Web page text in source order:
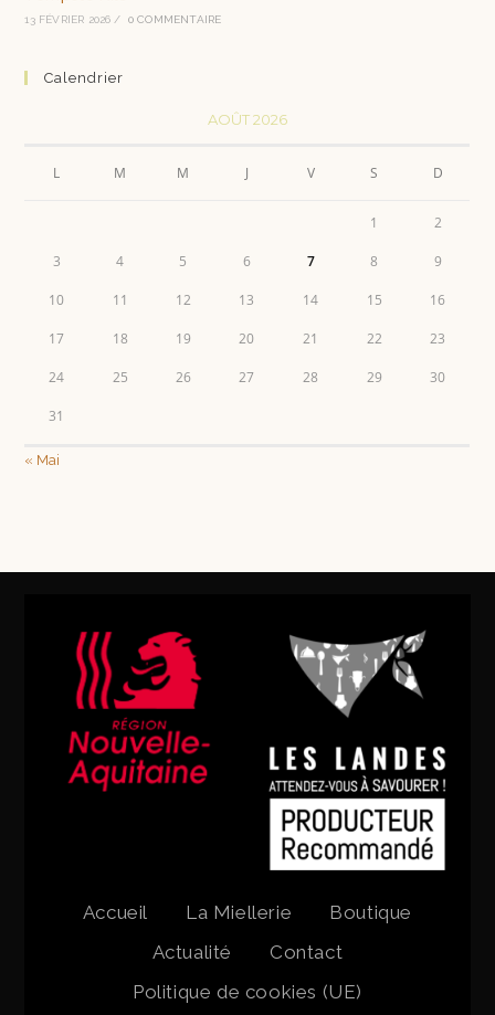
13 FÉVRIER 2026 / 0 COMMENTAIRE
Calendrier
AOÛT 2026
L M M J V S D
1 2
3 4 5 6 7 8 9
10 11 12 13 14 15 16
17 18 19 20 21 22 23
24 25 26 27 28 29 30
31
« Mai
Accueil La Miellerie
Boutique
Actualité
Contact
Politique de cookies (UE)